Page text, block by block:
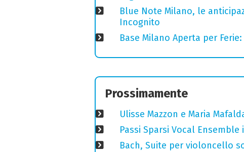
Blue Note Milano, le
Incognito
Base Milano Aperta per
Prossimamente
Ulisse Mazzon e Maria
Passi Sparsi Vocal
Bach, Suite per violoncello